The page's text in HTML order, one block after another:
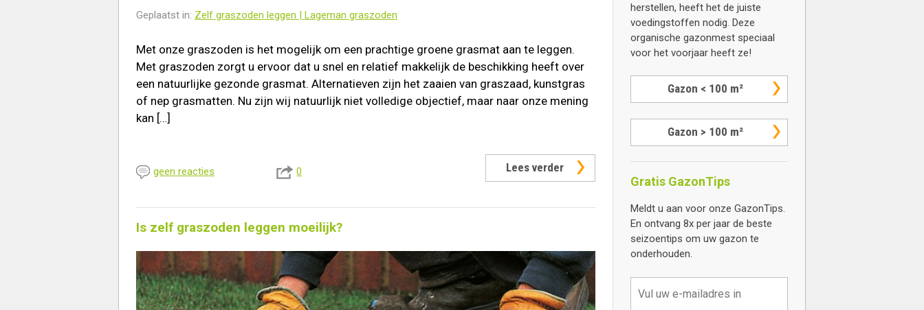
Geplaatst in: Zelf graszoden leggen | Lageman graszoden
Met onze graszoden is het mogelijk om een prachtige groene grasmat aan te leggen.
Met graszoden zorgt u ervoor dat u snel en relatief makkelijk de beschikking heeft over
een natuurlijke gezonde grasmat. Alternatieven zijn het zaaien van graszaad, kunstgras
of nep grasmatten. Nu zijn wij natuurlijk niet volledige objectief, maar naar onze mening
kan […]
geen reacties 0 Lees verder
Is zelf graszoden leggen moeilijk?
herstellen, heeft het de juiste
voedingstoffen nodig. Deze
organische gazonmest speciaal
voor het voorjaar heeft ze!
Gazon < 100 m²
Gazon > 100 m²
Gratis GazonTips
Meldt u aan voor onze GazonTips.
En ontvang 8x per jaar de beste
seizoentips om uw gazon te
onderhouden.